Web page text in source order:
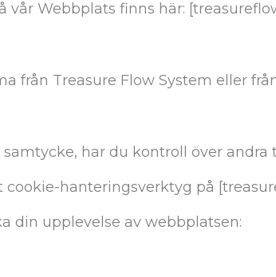
Webbplats finns här:
från Treasure Flow System eller
har du kontroll över andra
hanteringsverktyg på
din upplevelse av webbplatsen: